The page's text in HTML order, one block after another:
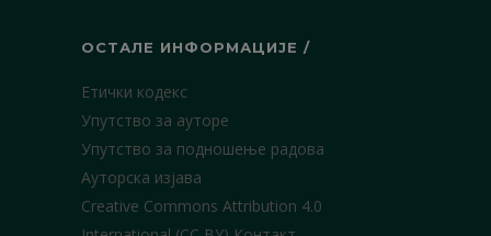
ОСТАЛЕ ИНФОРМАЦИЈЕ /
Етички кодекс
Упутство за ауторе
Упутство за подношење радова
Ауторска изјава
Creative Commons Attribution 4.0